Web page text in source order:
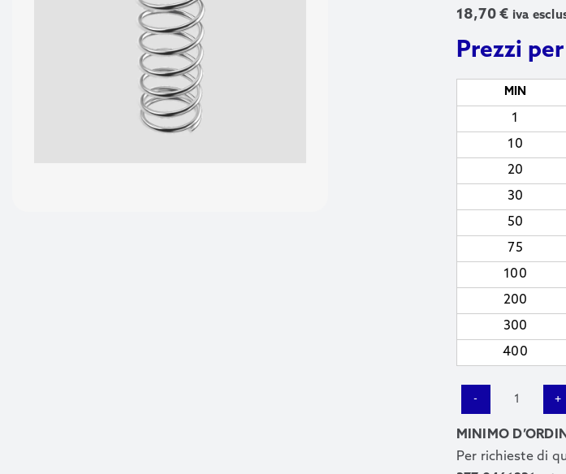
18,70€ iva
Prezzi
MIN
1
10
20
30
50
75
100
200
300
400
MINIMO
Per richieste di